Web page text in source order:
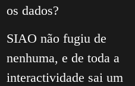
os dados?
SIAO não fugiu de
nenhuma, e de toda a
interactividade sai um